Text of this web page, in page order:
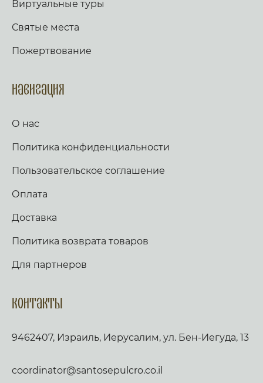
Виртуальные туры
Святые места
Пожертвование
Навигация
О нас
Политика конфиденциальности
Пользовательское соглашение
Оплата
Доставка
Политика возврата товаров
Для партнеров
Контакты
9462407, Израиль, Иерусалим, ул. Бен-Иегуда, 13
coordinator@santosepulcro.co.il